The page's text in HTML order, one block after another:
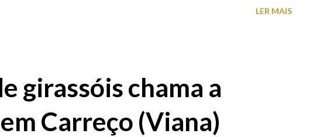
LER MAIS
girassóis chama a
Carreço (Viana)